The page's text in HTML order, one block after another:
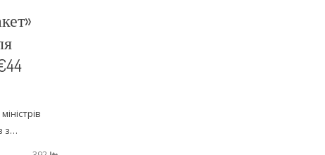
з…